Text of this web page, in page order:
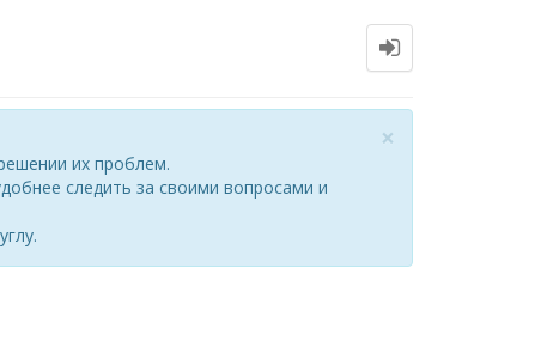
×
их проблем.
следить за своими вопросами и